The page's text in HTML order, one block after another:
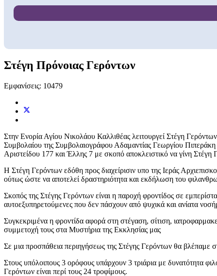
Στέγη Πρόνοιας Γερόντων
Εμφανίσεις: 10479
Στην Ενορία Αγίου Νικολάου Καλλιθέας λειτουργεί Στέγη
Συμβολαίου της Συμβολαιογράφου Αδαμαντίας Γεωργίου
Αριστείδου 177 και Έλλης 7 με σκοπό αποκλειστικό να γίνη Στέγη
Η Στέγη Γερόντων εδόθη προς διαχείρισιν υπο της Ιεράς
ούτως ώστε να αποτελεί δραστηριότητα και εκδήλωση του
Σκοπός της Στέγης Γερόντων είναι η παροχή φροντίδος σε
αυτοεξυπηρετούμενες που δεν πάσχουν από ψυχικά και ανίατα
Συγκεκριμένα η φροντίδα αφορά στη στέγαση, σίτιση,
συμμετοχή τους στα Μυστήρια της Εκκλησίας μας
Σε μια προσπάθεια περιηγήσεως της Στέγης Γερόντων θα βλέπαμε
Στους υπόλοιπους 3 ορόφους υπάρχουν 3 τριάρια με δυνατότητα
Γερόντων είναι περί τους 24 τροφίμους.